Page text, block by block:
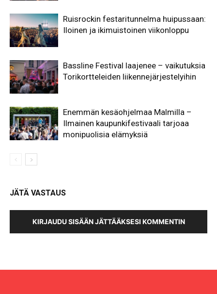
Ruisrockin festaritunnelma huipussaan:
Iloinen ja ikimuistoinen viikonloppu
Bassline Festival laajenee – vaikutuksia
Torikortteleiden liikennejärjestelyihin
Enemmän kesäohjelmaa Malmilla –
Ilmainen kaupunkifestivaali tarjoaa
monipuolisia elämyksiä
JÄTÄ VASTAUS
KIRJAUDU SISÄÄN JÄTTÄÄKSESI KOMMENTIN